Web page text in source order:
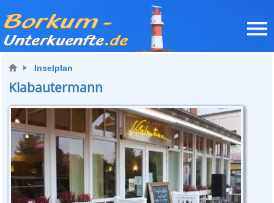
Inselplan
Klabautermann